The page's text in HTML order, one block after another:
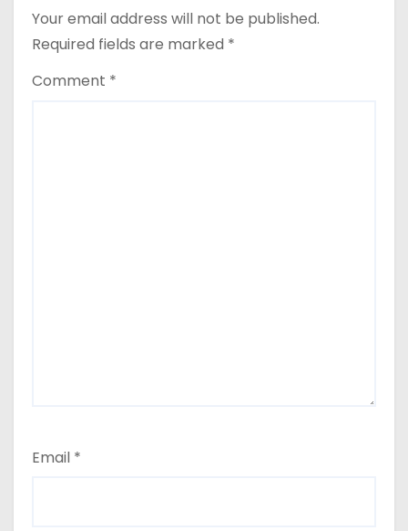
Your email address will not be published.
Required fields are marked *
Comment *
Email *